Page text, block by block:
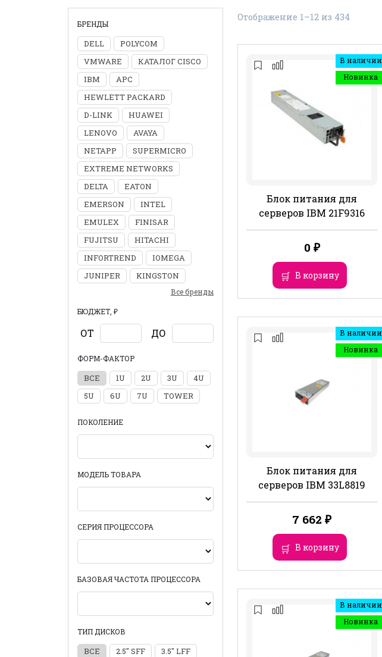
БРЕНДЫ
DELL
POLYCOM
VMWARE
КАТАЛОГ CISCO
IBM
APC
HEWLETT PACKARD
D-LINK
HUAWEI
LENOVO
AVAYA
NETAPP
SUPERMICRO
EXTREME NETWORKS
DELTA
EATON
EMERSON
INTEL
EMULEX
FINISAR
FUJITSU
HITACHI
INFORTREND
IOMEGA
JUNIPER
KINGSTON
Все бренды
БЮДЖЕТ, ₽
ОТ ДО
ФОРМ-ФАКТОР
ВСЕ 1U 2U 3U
4U
5U
6U 7U TOWER
ПОКОЛЕНИЕ
МОДЕЛЬ ТОВАРА
СЕРИЯ ПРОЦЕССОРА
БАЗОВАЯ ЧАСТОТА ПРОЦЕССОРА
ТИП ДИСКОВ
ВСЕ 2.5" SFF 3.5" LFF
Отображение 1–12 из 434
В наличии
Новинка
Блок питания для
серверов IBM 21F9316
0 ₽
В корзину
В наличии
Новинка
Блок питания для
серверов IBM 33L8819
7 662₽
В корзину
В наличии
Новинка